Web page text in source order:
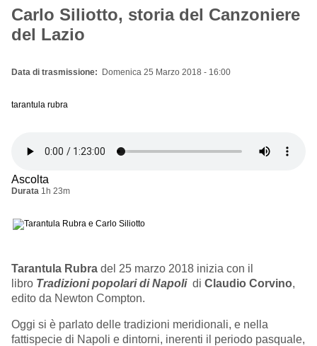
Carlo Siliotto, storia del Canzoniere
del Lazio
Data di trasmissione Domenica 25 Marzo 2018 - 16:00
tarantula rubra
Ascolta
Durata 1h 23m
Tarantula Rubra del 25 marzo 2018 inizia con il
libro Tradizioni popolari di Napoli di Claudio Corvino,
edito da Newton Compton.
Oggi si è parlato delle tradizioni meridionali, e nella
fattispecie di Napoli e dintorni, inerenti il periodo pasquale,